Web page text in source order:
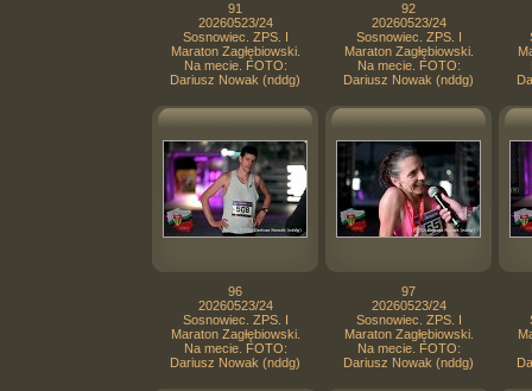
91
20260523/24
Sosnowiec. ZPS. I
Maraton Zagłębiowski.
Na mecie. FOTO:
Dariusz Nowak (nddg)
92
20260523/24
Sosnowiec. ZPS. I
Maraton Zagłębiowski.
Na mecie. FOTO:
Dariusz Nowak (nddg)
96
20260523/24
Sosnowiec. ZPS. I
Maraton Zagłębiowski.
Na mecie. FOTO:
Dariusz Nowak (nddg)
97
20260523/24
Sosnowiec. ZPS. I
Maraton Zagłębiowski.
Na mecie. FOTO:
Dariusz Nowak (nddg)